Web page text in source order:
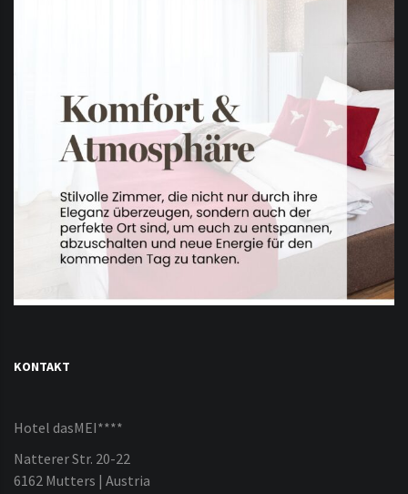
KONTAKT
Hotel dasMEI****
Natterer Str. 20-22
6162 Mutters | Austria